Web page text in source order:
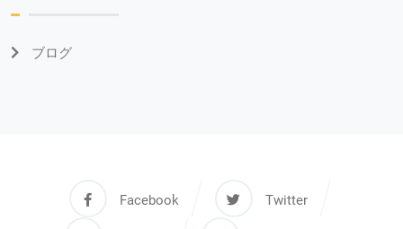
ブログ
Facebook Twitter